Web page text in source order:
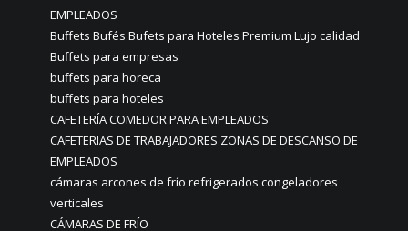
EMPLEADOS
Buffets Bufés Bufets para Hoteles Premium Lujo calidad
Buffets para empresas
buffets para horeca
buffets para hoteles
CAFETERÍA COMEDOR PARA EMPLEADOS
CAFETERIAS DE TRABAJADORES ZONAS DE DESCANSO DE
EMPLEADOS
cámaras arcones de frío refrigerados congeladores
verticales
CÁMARAS DE FRÍO